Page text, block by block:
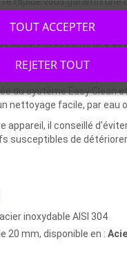
type de casseroles. La
assure la sécurité lors
du système Easy Clean
nettoyage facile, par eau
appareil, il conseillé
susceptibles de
inoxydable AISI 304
20 mm, disponible en :
REJETER TOUT
TOUT ACCEPTER